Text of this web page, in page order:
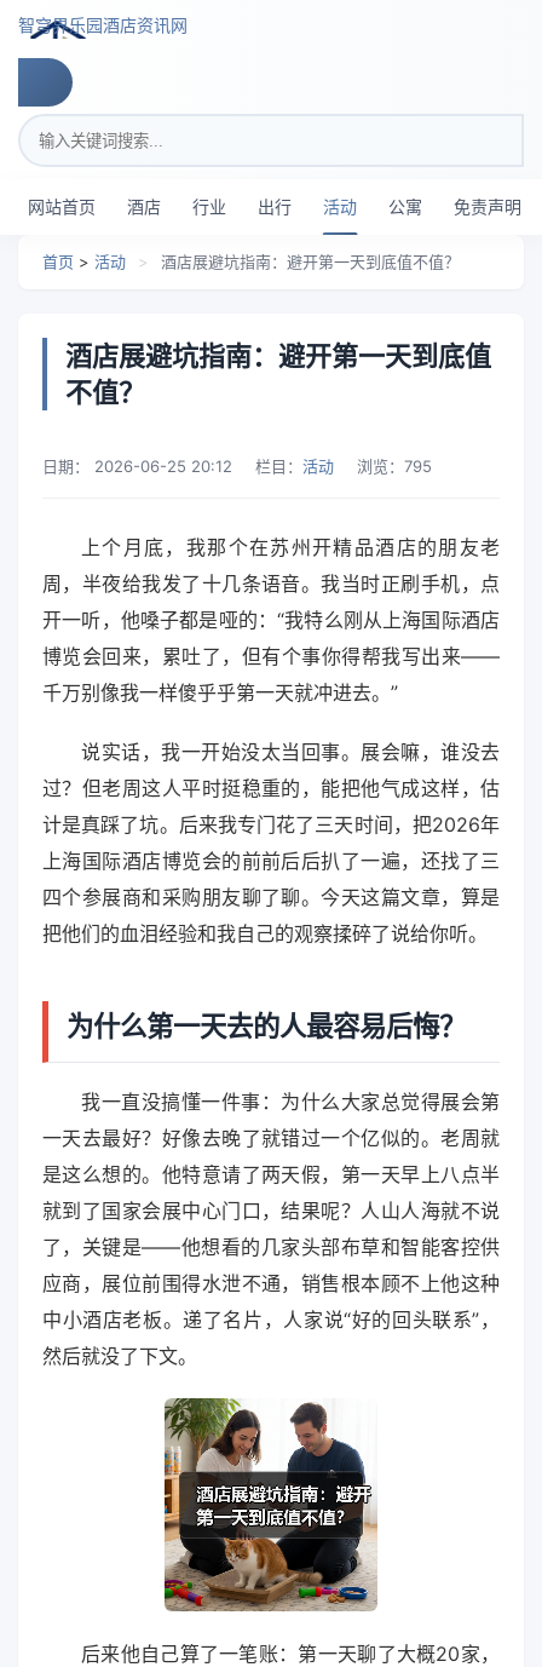
智穹界乐园酒店资讯网
搜索关键词
网站首页 酒店 行业 出行 活动 公寓 免责声明
首页 > 活动 > 酒店展避坑指南：避开第一天到底值不值？
酒店展避坑指南：避开第一天到底值
不值？
日期： 2026-06-25 20:12 栏目： 活动 浏览： 795
上个月底，我那个在苏州开精品酒店的朋友老
周，半夜给我发了十几条语音。我当时正刷手机，点
开一听，他嗓子都是哑的：“我特么刚从上海国际酒店
博览会回来，累吐了，但有个事你得帮我写出来——
千万别像我一样傻乎乎第一天就冲进去。”
说实话，我一开始没太当回事。展会嘛，谁没去
过？但老周这人平时挺稳重的，能把他气成这样，估
计是真踩了坑。后来我专门花了三天时间，把2026年
上海国际酒店博览会的前前后后扒了一遍，还找了三
四个参展商和采购朋友聊了聊。今天这篇文章，算是
把他们的血泪经验和我自己的观察揉碎了说给你听。
为什么第一天去的人最容易后悔？
我一直没搞懂一件事：为什么大家总觉得展会第
一天去最好？好像去晚了就错过一个亿似的。老周就
是这么想的。他特意请了两天假，第一天早上八点半
就到了国家会展中心门口，结果呢？人山人海就不说
了，关键是——他想看的几家头部布草和智能客控供
应商，展位前围得水泄不通，销售根本顾不上他这种
中小酒店老板。递了名片，人家说“好的回头联系”，
然后就没了下文。
后来他自己算了一笔账：第一天聊了大概20家，